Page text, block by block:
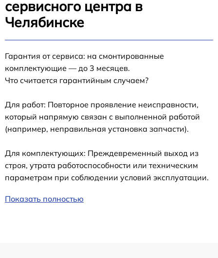
сервисного центра в
Челябинске
Гарантия от сервиса: на смонтированные
комплектующие — до 3 месяцев.
Что считается гарантийным случаем?
Для работ: Повторное проявление неисправности,
который напрямую связан с выполненной работой
(например, неправильная установка запчасти).
Для комплектующих: Преждевременный выход из
строя, утрата работоспособности или техническим
параметрам при соблюдении условий эксплуатации.
Показать полностью